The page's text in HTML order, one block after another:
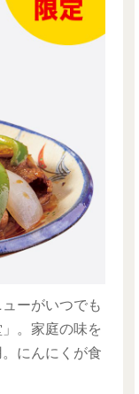
ーがいつでも
。家庭の味を
にんにくが食